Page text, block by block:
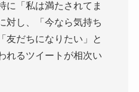
に「私は満たされてま
対し、「今なら気持ち
友だちになりたい」と
れるツイートが相次い